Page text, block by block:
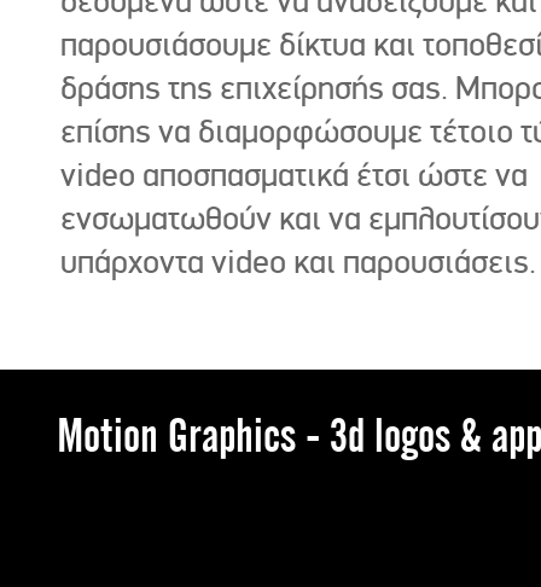
παρουσιάσουμε δίκτυα και
δράσης της επιχείρησής σας.
επίσης να διαμορφώσουμε τέτοιο
video αποσπασματικά έτσι ώστε να
ενσωματωθούν και να
υπάρχοντα video και παρουσιάσεις.
Motion Graphics - 3d logos &